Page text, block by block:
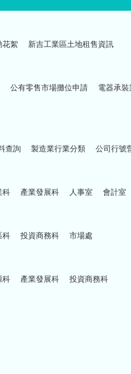
花絮 新吉工業區土地租售資訊
公有零售市場攤位申請 電器承裝
查詢 製造業行業分類 公司行號
科 產業發展科 人事室 會計室
科 投資商務科 市場處
科 產業發展科 投資商務科